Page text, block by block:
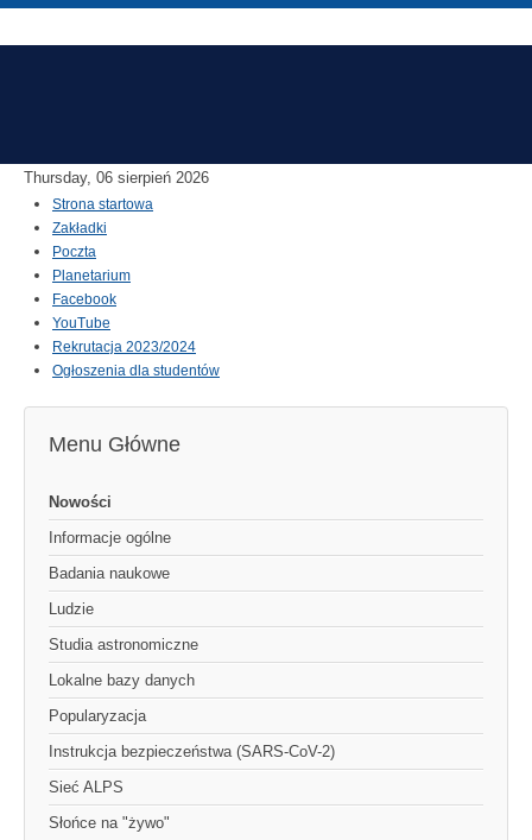
Thursday, 06 sierpień 2026
Strona startowa
Zakładki
Poczta
Planetarium
Facebook
YouTube
Rekrutacja 2023/2024
Ogłoszenia dla studentów
Menu Główne
Nowości
Informacje ogólne
Badania naukowe
Ludzie
Studia astronomiczne
Lokalne bazy danych
Popularyzacja
Instrukcja bezpieczeństwa (SARS-CoV-2)
Sieć ALPS
Słońce na "żywo"